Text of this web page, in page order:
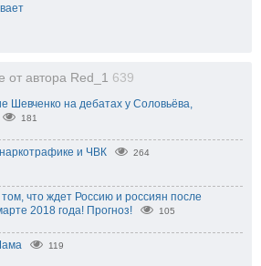
от автора Red_1 639
Шевченко на дебатах у Соловьёва,
181
и ЧВК 264
что ждет Россию и россиян после
2018 года! Прогноз!
105
119